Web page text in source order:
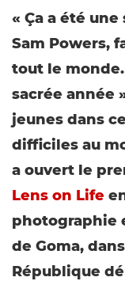
« Ça a été
Sam Powers,
tout le monde.
sacrée année
jeunes dans
difficiles au
a ouvert le
Lens on Life
photographie
de Goma,
République